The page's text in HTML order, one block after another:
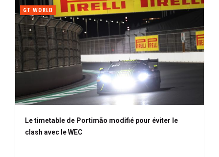
GT WORLD
Le timetable de Portimão modifié pour éviter le
clash avec le WEC